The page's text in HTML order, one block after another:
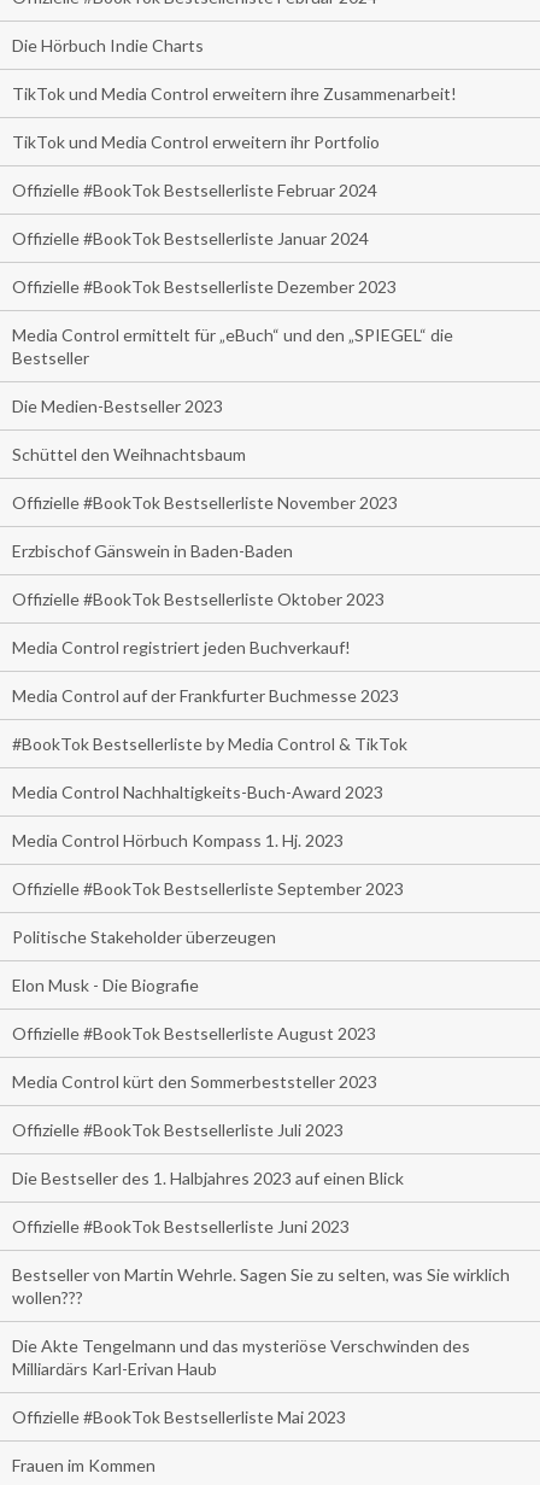
Die Hörbuch Indie Charts
TikTok und Media Control erweitern ihre Zusammenarbeit!
TikTok und Media Control erweitern ihr Portfolio
Offizielle #BookTok Bestsellerliste Februar 2024
Offizielle #BookTok Bestsellerliste Januar 2024
Offizielle #BookTok Bestsellerliste Dezember 2023
Media Control ermittelt für „eBuch“ und den „SPIEGEL“ die
Bestseller
Die Medien-Bestseller 2023
Schüttel den Weihnachtsbaum
Offizielle #BookTok Bestsellerliste November 2023
Erzbischof Gänswein in Baden-Baden
Offizielle #BookTok Bestsellerliste Oktober 2023
Media Control registriert jeden Buchverkauf!
Media Control auf der Frankfurter Buchmesse 2023
#BookTok Bestsellerliste by Media Control & TikTok
Media Control Nachhaltigkeits-Buch-Award 2023
Media Control Hörbuch Kompass 1. Hj. 2023
Offizielle #BookTok Bestsellerliste September 2023
Politische Stakeholder überzeugen
Elon Musk - Die Biografie
Offizielle #BookTok Bestsellerliste August 2023
Media Control kürt den Sommerbeststeller 2023
Offizielle #BookTok Bestsellerliste Juli 2023
Die Bestseller des 1. Halbjahres 2023 auf einen Blick
Offizielle #BookTok Bestsellerliste Juni 2023
Bestseller von Martin Wehrle. Sagen Sie zu selten, was Sie wirklich
wollen???
Die Akte Tengelmann und das mysteriöse Verschwinden des
Milliardärs Karl-Erivan Haub
Offizielle #BookTok Bestsellerliste Mai 2023
Frauen im Kommen